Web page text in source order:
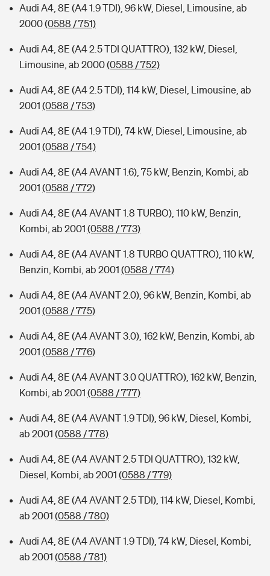
Audi A4, 8E (A4 1.9 TDI), 96 kW, Diesel, Limousine, ab
2000(0588 / 751)
Audi A4, 8E (A4 2.5 TDI QUATTRO), 132 kW, Diesel,
Limousine, ab 2000(0588 / 752)
Audi A4, 8E (A4 2.5 TDI), 114 kW, Diesel, Limousine, ab
2001 (0588 / 753)
Audi A4, 8E (A4 1.9 TDI), 74 kW, Diesel, Limousine, ab
2001 (0588 / 754)
Audi A4, 8E (A4 AVANT 1.6), 75 kW, Benzin, Kombi, ab
2001 (0588 / 772)
Audi A4, 8E (A4 AVANT 1.8 TURBO), 110 kW, Benzin,
Kombi, ab 2001 (0588 / 773)
Audi A4, 8E (A4 AVANT 1.8 TURBO QUATTRO), 110 kW,
Benzin, Kombi, ab 2001 (0588 / 774)
Audi A4, 8E (A4 AVANT 2.0), 96 kW, Benzin, Kombi, ab
2001 (0588 / 775)
Audi A4, 8E (A4 AVANT 3.0), 162 kW, Benzin, Kombi, ab
2001 (0588 / 776)
Audi A4, 8E (A4 AVANT 3.0 QUATTRO), 162 kW, Benzin,
Kombi, ab 2001 (0588 / 777)
Audi A4, 8E (A4 AVANT 1.9 TDI), 96 kW, Diesel, Kombi,
ab 2001 (0588 / 778)
Audi A4, 8E (A4 AVANT 2.5 TDI QUATTRO), 132 kW,
Diesel, Kombi, ab 2001 (0588 / 779)
Audi A4, 8E (A4 AVANT 2.5 TDI), 114 kW, Diesel, Kombi,
ab 2001 (0588 / 780)
Audi A4, 8E (A4 AVANT 1.9 TDI), 74 kW, Diesel, Kombi,
ab 2001 (0588 / 781)